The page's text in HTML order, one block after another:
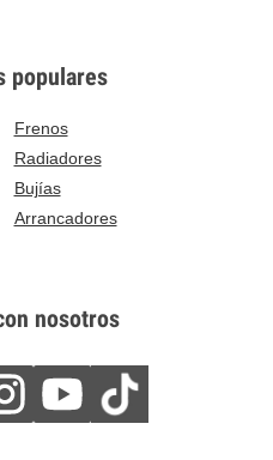
populares
Frenos
Radiadores
Bujías
Arrancadores
nosotros